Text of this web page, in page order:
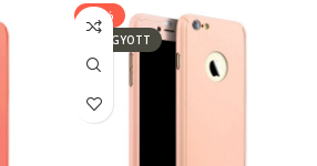
-15%
ELFOGYOTT